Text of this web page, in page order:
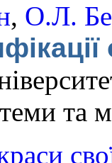
, О.Л.
та